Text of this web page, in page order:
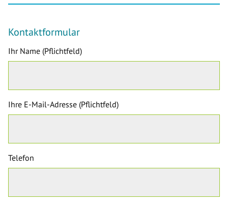
Kontaktformular
Ihr Name (Pflichtfeld)
Ihre E-Mail-Adresse (Pflichtfeld)
Telefon